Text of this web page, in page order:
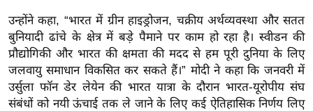
ली
वु
ड
हॉ
ली
उन्होंने कहा, “भारत में ग्रीन हाइड्रोजन, चक्रीय अर्थव्यवस्था और सतत
बुनियादी ढांचे के क्षेत्र में बड़े पैमाने पर काम हो रहा है। स्वीडन की
प्रौद्योगिकी और भारत की क्षमता की मदद से हम पूरी दुनिया के लिए
जलवायु समाधान विकसित कर सकते हैं।” मोदी ने कहा कि जनवरी में
उर्सुला फॉन डेर लेयेन की भारत यात्रा के दौरान भारत-यूरोपीय संघ
संबंधों को नयी ऊंचाई तक ले जाने के लिए कई ऐतिहासिक निर्णय लिए